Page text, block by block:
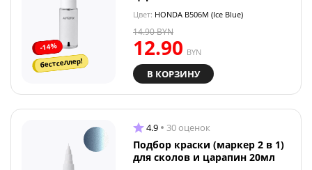
-14%
бестселлер!
Цвет: HONDA B506M (Ice Blue)
12.90 BYN
14.90BYN
В КОРЗИНУ
4.9 30 оценок
Подбор краски (маркер 2 в 1)
для сколов и царапин 20мл